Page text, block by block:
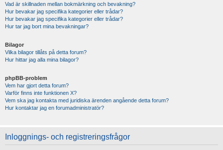
Vad är skillnaden mellan bokmärkning och bevakning?
Hur bevakar jag specifika kategorier eller trådar?
Hur bevakar jag specifika kategorier eller trådar?
Hur tar jag bort mina bevakningar?
Bilagor
Vilka bilagor tillåts på detta forum?
Hur hittar jag alla mina bilagor?
phpBB-problem
Vem har gjort detta forum?
Varför finns inte funktionen X?
Vem ska jag kontakta med juridiska ärenden angående detta forum?
Hur kontaktar jag en forumadministratör?
Inloggnings- och registreringsfrågor